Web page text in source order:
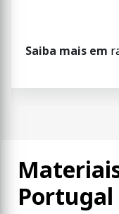
Saiba mais em
Portugal